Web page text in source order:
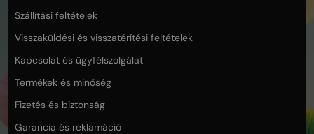
Szállítási feltételek
Visszaküldési és visszatérítési feltételek
Kapcsolat és ügyfélszolgálat
Termékek és minőség
Fizetés és biztonság
Garancia és reklamáció